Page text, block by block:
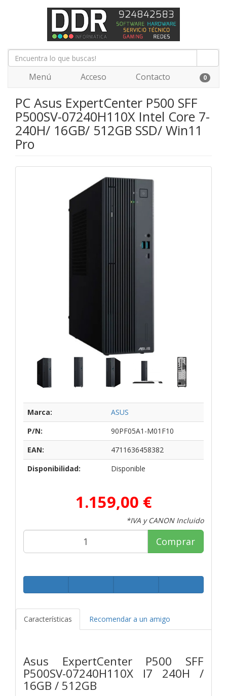
Menú Acceso Contacto 0
PC Asus ExpertCenter P500 SFF
P500SV-07240H110X Intel Core 7-
240H/ 16GB/ 512GB SSD/ Win11
Pro
Marca:
ASUS
P/N:
90PF05A1-M01F10
EAN:
4711636458382
Disponibilidad:
Disponible
1.159,00 €
*IVA y CANON Incluido
Comprar
Características Recomendar a un amigo
Asus ExpertCenter P500 SFF
P500SV-07240H110X I7 240H /
16GB / 512GB